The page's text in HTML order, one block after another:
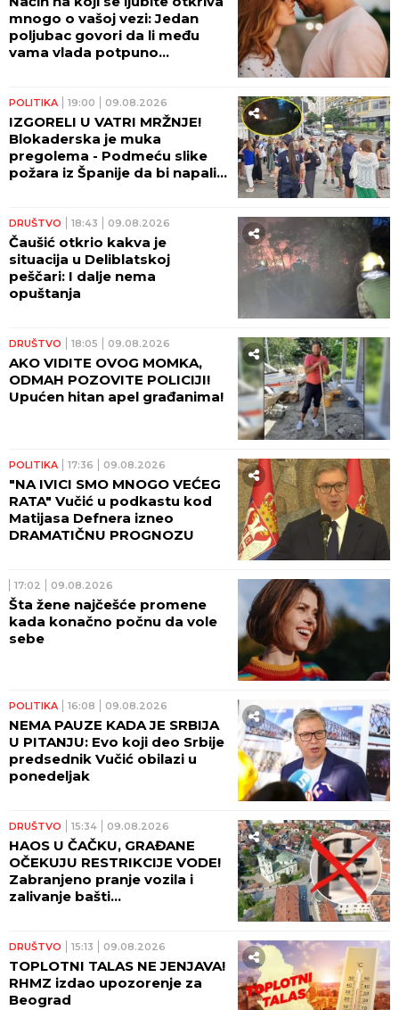
mnogo o vašoj vezi: Jedan
poljubac govori da li među
vama vlada potpuno
POLITIKA 19:00 09.08.2026
IZGORELI U VATRI MRŽNJE!
Blokaderska je muka
pregolema - Podmeću slike
požara iz Španije da bi napali
DRUŠTVO 18:43 09.08.2026
Čaušić otkrio kakva je
situacija u Deliblatskoj
peščari: I dalje nema
opuštanja
DRUŠTVO 18:05 09.08.2026
AKO VIDITE OVOG MOMKA,
ODMAH POZOVITE POLICIJI!
Upućen hitan apel građanima!
POLITIKA 17:36 09.08.2026
"NA IVICI SMO MNOGO VEĆEG
RATA" Vučić u podkastu kod
Matijasa Defnera izneo
DRAMATIČNU PROGNOZU
17:02 09.08.2026
Šta žene najčešće promene
kada konačno počnu da vole
sebe
POLITIKA 16:08 09.08.2026
NEMA PAUZE KADA JE SRBIJA
U PITANJU: Evo koji deo Srbije
predsednik Vučić obilazi u
ponedeljak
DRUŠTVO 15:34 09.08.2026
HAOS U ČAČKU, GRAĐANE
OČEKUJU RESTRIKCIJE VODE!
Zabranjeno pranje vozila i
zalivanje bašti...
DRUŠTVO 15:13 09.08.2026
TOPLOTNI TALAS NE JENJAVA!
RHMZ izdao upozorenje za
Beograd